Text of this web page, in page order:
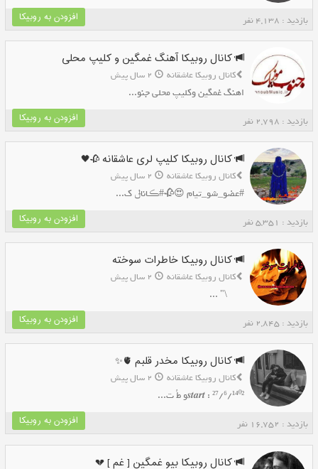
بازدید : 4,138 نفر افزودن به روبیکا
کانال روبیکا آهنگ غمگین و کلیپ محلی
کانال روبیکا عاشقانه 2 سال پیش
اهنگ غمگین وکلیپ محلی جنو...
بازدید : 2,798 نفر افزودن به روبیکا
کانال روبیکا کلیپ لری عاشقانه 🥀🖤
کانال روبیکا عاشقانه 2 سال پیش
#عضو_شو_تیام 😍🥀#ڪاناݪ ک...
بازدید : 5,351 نفر افزودن به روبیکا
کانال روبیکا خاطرات سوخته
کانال روبیکا عاشقانه 2 سال پیش
‌ ‌ ‌‌ ‌ ‌ ‌ ‌ ‌ \" ...
بازدید : 2,845 نفر افزودن به روبیکا
کانال روبیکا مخدر قلبم 🫀✨
کانال روبیکا عاشقانه 2 سال پیش
𝒔𝒕𝒂𝒓𝒕 : ²⁷/⁶/¹⁴⁰²و طُ ت...
بازدید : 16,752 نفر افزودن به روبیکا
کانال روبیکا بیو غمگین [ غم ] 💔